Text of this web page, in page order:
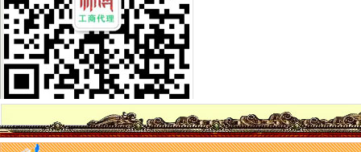
渝北区工商分局四条措施加强两节市重庆一元注册公司场监管
奉节县工商局加强节日市一元注册公司场监管
大足县工商局开展保护“长城”重庆一元注册公司商标专用权行动
经开区工商分局如何一元钱办公司举办迎国庆商标精粹展
渝北区工商分局1元注册公司食品安全检测车正式启用
南岸区工商消委维权又添新举措
巫溪县工商局开展节日前食品市免费注册公司场卫生专项检查
北碚区工商分局认真学习传达全市重庆0元注册公司工商行政管理会议精神
铜梁县工商局认真学习贯彻全市一元注册公司流程工商行政管理工作会议精神